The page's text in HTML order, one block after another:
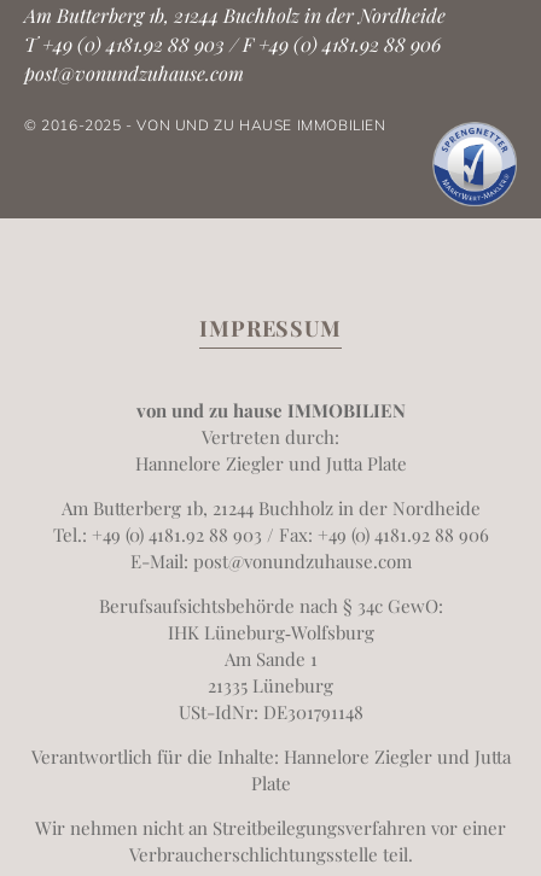
Am Butterberg 1b, 21244 Buchholz in der Nordheide
T +49 (0) 4181.92 88 903 / F +49 (0) 4181.92 88 906
post@vonundzuhause.com
© 2016-2025 - VON UND ZU HAUSE IMMOBILIEN
IMPRESSUM
von und zu hause IMMOBILIEN
Vertreten durch:
Hannelore Ziegler und Jutta Plate
Am Butterberg 1b, 21244 Buchholz in der Nordheide
Tel.: +49 (0) 4181.92 88 903 / Fax: +49 (0) 4181.92 88 906
E-Mail: post@vonundzuhause.com
Berufsaufsichtsbehörde nach § 34c GewO:
IHK Lüneburg‐Wolfsburg
Am Sande 1
21335 Lüneburg
USt-IdNr: DE301791148
Verantwortlich für die Inhalte: Hannelore Ziegler und Jutta
Plate
Wir nehmen nicht an Streitbeilegungsverfahren vor einer
Verbraucherschlichtungsstelle teil.